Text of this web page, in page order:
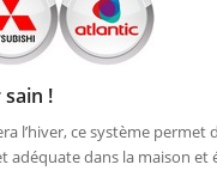
!
l’hiver, ce système permet
dans la maison et